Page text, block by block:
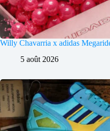
Willy Chavarria x adidas
5 août 2026